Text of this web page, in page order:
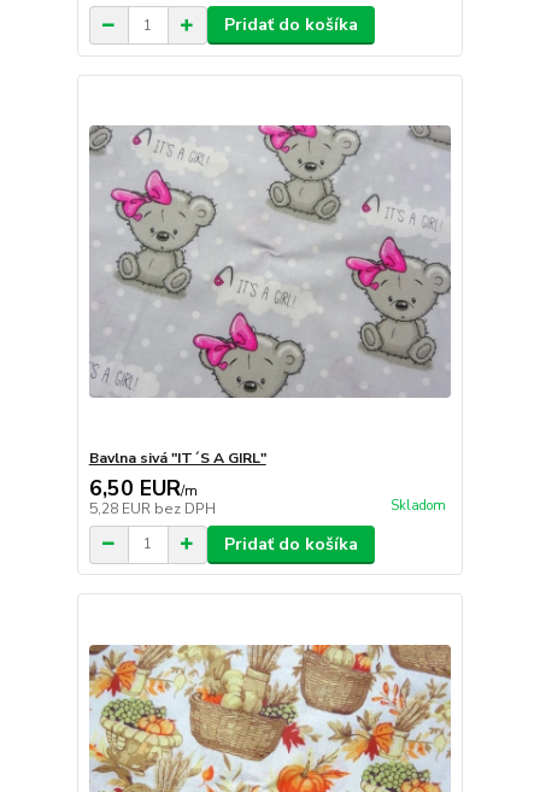
Pridať do košíka
Bavlna sivá "IT´S A GIRL"
6,50 EUR/m
5,28 EUR bez DPH Skladom
Pridať do košíka